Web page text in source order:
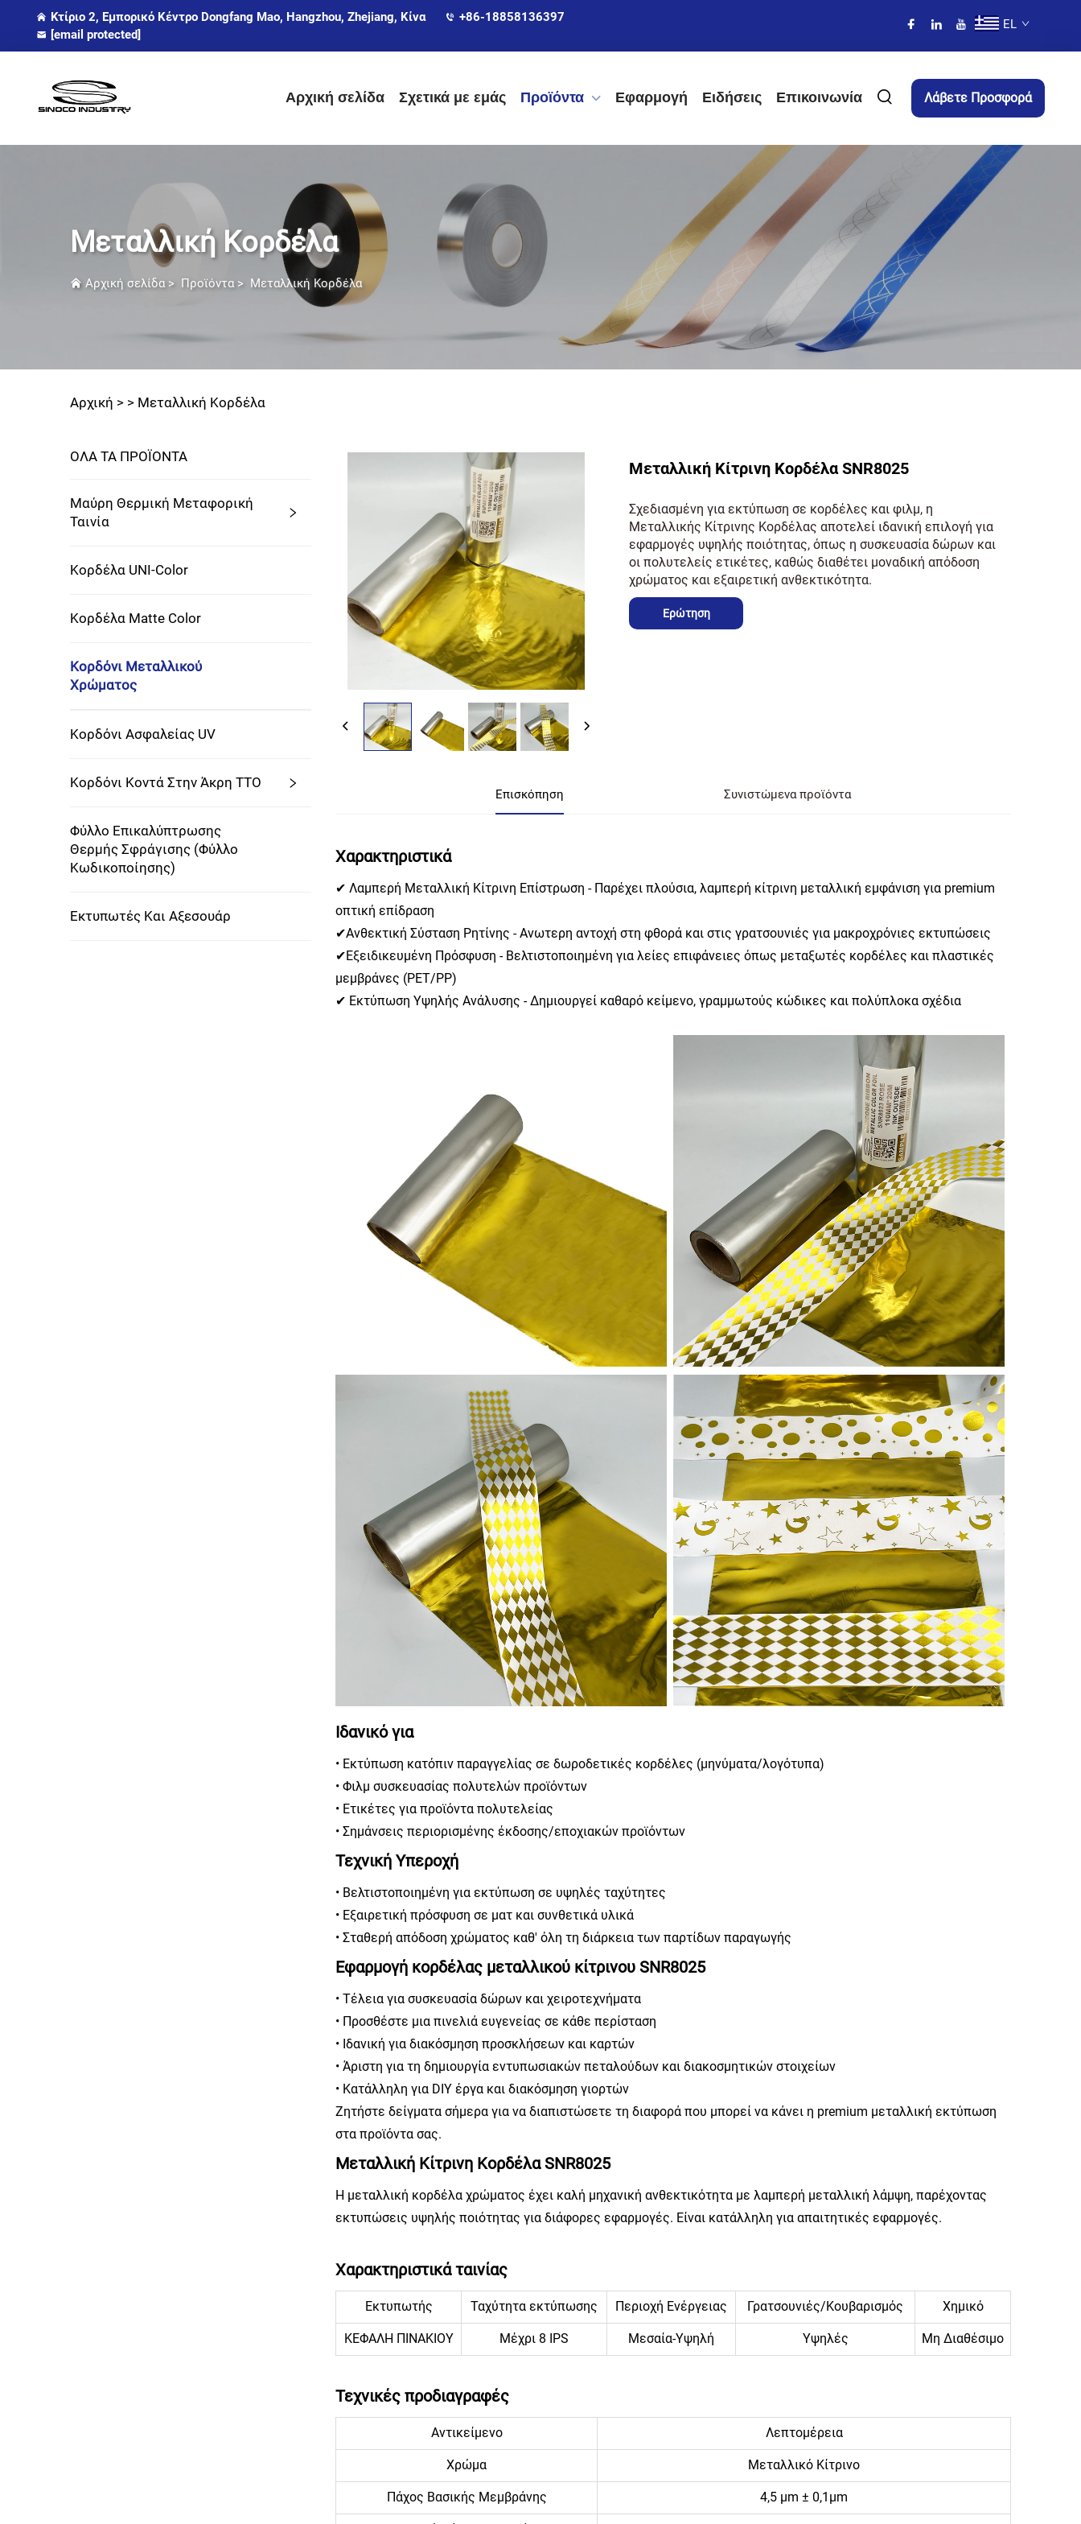
Κτίριο 2, Εμπορικό Κέντρο Dongfang Mao, Hangzhou, Zhejiang, Κίνα
+86-18858136397
[email protected]
EL
Αρχική σελίδα Σχετικά με εμάς Προϊόντα Εφαρμογή Ειδήσεις Επικοινωνία Λάβετε Προσφορά
Μεταλλική Κορδέλα
Αρχική σελίδα> Προϊόντα> Μεταλλική Κορδέλα
Αρχική > > Μεταλλική Κορδέλα
ΟΛΑ ΤΑ ΠΡΟΪΟΝΤΑ
Μαύρη Θερμική Μεταφορική
Ταινία
Κορδέλα UNI-Color
Κορδέλα Matte Color
Κορδόνι Μεταλλικού
Χρώματος
Κορδόνι Ασφαλείας UV
Κορδόνι Κοντά Στην Άκρη TTO
Φύλλο Επικαλύπτρωσης
Θερμής Σφράγισης (φύλλο
Κωδικοποίησης)
Εκτυπωτές Και Αξεσουάρ
Μεταλλική Κίτρινη Κορδέλα SNR8025
Σχεδιασμένη για εκτύπωση σε κορδέλες και φιλμ, η
Μεταλλικής Κίτρινης Κορδέλας αποτελεί ιδανική επιλογή για
εφαρμογές υψηλής ποιότητας, όπως η συσκευασία δώρων και
οι πολυτελείς ετικέτες, καθώς διαθέτει μοναδική απόδοση
χρώματος και εξαιρετική ανθεκτικότητα.
Ερώτηση
Επισκόπηση Συνιστώμενα προϊόντα
Χαρακτηριστικά
✔ Λαμπερή Μεταλλική Κίτρινη Επίστρωση - Παρέχει πλούσια, λαμπερή κίτρινη μεταλλική εμφάνιση για premium
οπτική επίδραση
✔Ανθεκτική Σύσταση Ρητίνης - Ανωτερη αντοχή στη φθορά και στις γρατσουνιές για μακροχρόνιες εκτυπώσεις
✔Εξειδικευμένη Πρόσφυση - Βελτιστοποιημένη για λείες επιφάνειες όπως μεταξωτές κορδέλες και πλαστικές
μεμβράνες (PET/PP)
✔ Εκτύπωση Υψηλής Ανάλυσης - Δημιουργεί καθαρό κείμενο, γραμμωτούς κώδικες και πολύπλοκα σχέδια
Ιδανικό για
• Εκτύπωση κατόπιν παραγγελίας σε δωροδετικές κορδέλες (μηνύματα/λογότυπα)
• Φιλμ συσκευασίας πολυτελών προϊόντων
• Ετικέτες για προϊόντα πολυτελείας
• Σημάνσεις περιορισμένης έκδοσης/εποχιακών προϊόντων
Τεχνική Υπεροχή
• Βελτιστοποιημένη για εκτύπωση σε υψηλές ταχύτητες
• Εξαιρετική πρόσφυση σε ματ και συνθετικά υλικά
• Σταθερή απόδοση χρώματος καθ' όλη τη διάρκεια των παρτίδων παραγωγής
Εφαρμογή κορδέλας μεταλλικού κίτρινου SNR8025
• Τέλεια για συσκευασία δώρων και χειροτεχνήματα
• Προσθέστε μια πινελιά ευγενείας σε κάθε περίσταση
• Ιδανική για διακόσμηση προσκλήσεων και καρτών
• Άριστη για τη δημιουργία εντυπωσιακών πεταλούδων και διακοσμητικών στοιχείων
• Κατάλληλη για DIY έργα και διακόσμηση γιορτών
Ζητήστε δείγματα σήμερα για να διαπιστώσετε τη διαφορά που μπορεί να κάνει η premium μεταλλική εκτύπωση
στα προϊόντα σας.
Μεταλλική Κίτρινη Κορδέλα SNR8025
Η μεταλλική κορδέλα χρώματος έχει καλή μηχανική ανθεκτικότητα με λαμπερή μεταλλική λάμψη, παρέχοντας
εκτυπώσεις υψηλής ποιότητας για διάφορες εφαρμογές. Είναι κατάλληλη για απαιτητικές εφαρμογές.
Χαρακτηριστικά ταινίας
Εκτυπωτής Ταχύτητα εκτύπωσης Περιοχή Ενέργειας Γρατσουνιές/Κουβαρισμός Χημικό
ΚΕΦΑΛΗ ΠΙΝΑΚΙΟΥ Μέχρι 8 IPS Μεσαία-Υψηλή Υψηλές Μη Διαθέσιμο
Τεχνικές προδιαγραφές
Αντικείμενο Λεπτομέρεια
Χρώμα Μεταλλικό Κίτρινο
Πάχος Βασικής Μεμβράνης 4,5 μm ± 0,1μm